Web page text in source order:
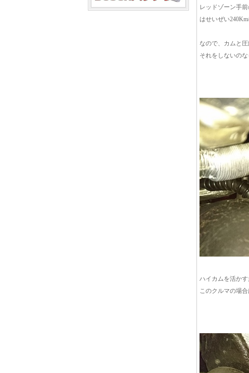
レッドゾーン手
はせいぜい
なので、カムと
それをしないの
ハイカムを活かす
このクルマの場